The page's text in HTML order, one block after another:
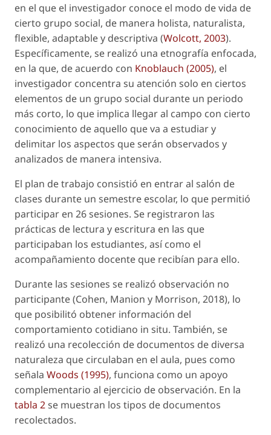
en el que el investigador conoce el modo de vida de
cierto grupo social, de manera holista, naturalista,
flexible, adaptable y descriptiva (Wolcott, 2003).
Específicamente, se realizó una etnografía enfocada,
en la que, de acuerdo con Knoblauch (2005), el
investigador concentra su atención solo en ciertos
elementos de un grupo social durante un periodo
más corto, lo que implica llegar al campo con cierto
conocimiento de aquello que va a estudiar y
delimitar los aspectos que serán observados y
analizados de manera intensiva.
El plan de trabajo consistió en entrar al salón de
clases durante un semestre escolar, lo que permitió
participar en 26 sesiones. Se registraron las
prácticas de lectura y escritura en las que
participaban los estudiantes, así como el
acompañamiento docente que recibían para ello.
Durante las sesiones se realizó observación no
participante (Cohen, Manion y Morrison, 2018), lo
que posibilitó obtener información del
comportamiento cotidiano in situ. También, se
realizó una recolección de documentos de diversa
naturaleza que circulaban en el aula, pues como
señala Woods (1995), funciona como un apoyo
complementario al ejercicio de observación. En la
tabla 2se muestran los tipos de documentos
recolectados.